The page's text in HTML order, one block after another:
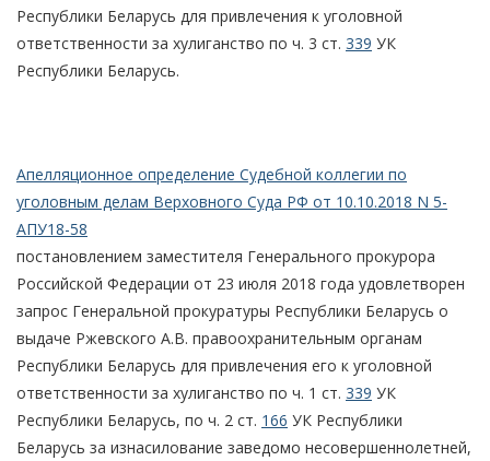
Республики Беларусь для привлечения к уголовной
ответственности за хулиганство по ч. 3 ст. 339 УК
Республики Беларусь.
Апелляционное определение Судебной коллегии по
уголовным делам Верховного Суда РФ от 10.10.2018 N 5-
АПУ18-58
постановлением заместителя Генерального прокурора
Российской Федерации от 23 июля 2018 года удовлетворен
запрос Генеральной прокуратуры Республики Беларусь о
выдаче Ржевского А.В. правоохранительным органам
Республики Беларусь для привлечения его к уголовной
ответственности за хулиганство по ч. 1 ст. 339 УК
Республики Беларусь, по ч. 2 ст. 166 УК Республики
Беларусь за изнасилование заведомо несовершеннолетней,